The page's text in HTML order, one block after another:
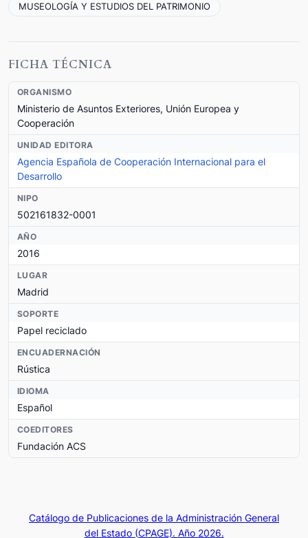
MUSEOLOGÍA Y ESTUDIOS DEL PATRIMONIO
FICHA TÉCNICA
ORGANISMO
Ministerio de Asuntos Exteriores, Unión Europea y
Cooperación
UNIDAD EDITORA
Agencia Española de Cooperación Internacional para el
Desarrollo
NIPO
502161832-0001
AÑO
2016
LUGAR
Madrid
SOPORTE
Papel reciclado
ENCUADERNACIÓN
Rústica
IDIOMA
Español
COEDITORES
Fundación ACS
Catálogo de Publicaciones de la Administración General
del Estado (CPAGE). Año 2026.